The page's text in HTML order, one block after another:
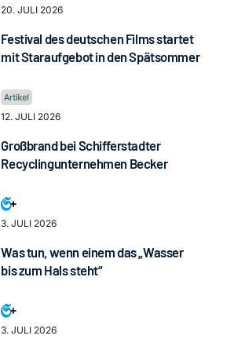
20. JULI 2026
Festival des deutschen Films startet
mit Staraufgebot in den Spätsommer
12. JULI 2026
Großbrand bei Schifferstadter
Recyclingunternehmen Becker
3. JULI 2026
Was tun, wenn einem das „Wasser
bis zum Hals steht“
3. JULI 2026